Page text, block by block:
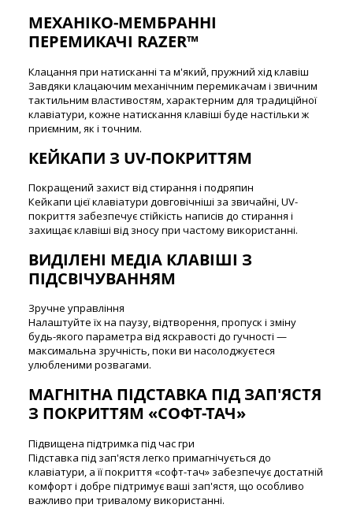
МЕХАНІКО-МЕМБРАННІ
ПЕРЕМИКАЧІ RAZER™
Клацання при натисканні та м'який, пружний хід клавіш
Завдяки клацаючим механічним перемикачам і звичним
тактильним властивостям, характерним для традиційної
клавіатури, кожне натискання клавіші буде настільки ж
приємним, як і точним.
КЕЙКАПИ З UV-ПОКРИТТЯМ
Покращений захист від стирання і подряпин
Кейкапи цієї клавіатури довговічніші за звичайні, UV-
покриття забезпечує стійкість написів до стирання і
захищає клавіші від зносу при частому використанні.
ВИДІЛЕНІ МЕДІА КЛАВІШІ З
ПІДСВІЧУВАННЯМ
Зручне управління
Налаштуйте їх на паузу, відтворення, пропуск і зміну
будь-якого параметра від яскравості до гучності —
максимальна зручність, поки ви насолоджуєтеся
улюбленими розвагами.
МАГНІТНА ПІДСТАВКА ПІД ЗАП'ЯСТЯ
З ПОКРИТТЯМ «СОФТ-ТАЧ»
Підвищена підтримка під час гри
Підставка під зап'ястя легко примагнічується до
клавіатури, а її покриття «софт-тач» забезпечує достатній
комфорт і добре підтримує ваші зап'ястя, що особливо
важливо при тривалому використанні.